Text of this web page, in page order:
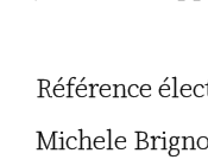
Référence
Michele